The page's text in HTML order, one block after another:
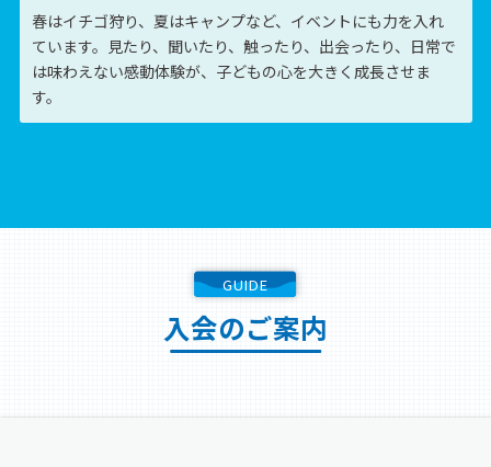
春はイチゴ狩り、夏はキャンプなど、イベントにも力を入れ
ています。見たり、聞いたり、触ったり、出会ったり、日常で
は味わえない感動体験が、子どもの心を大きく成長させま
す。
GUIDE
入会のご案内